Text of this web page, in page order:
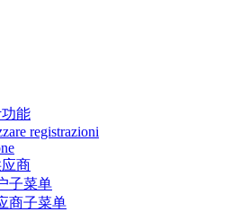
能
registrazioni
商
子菜单
商子菜单